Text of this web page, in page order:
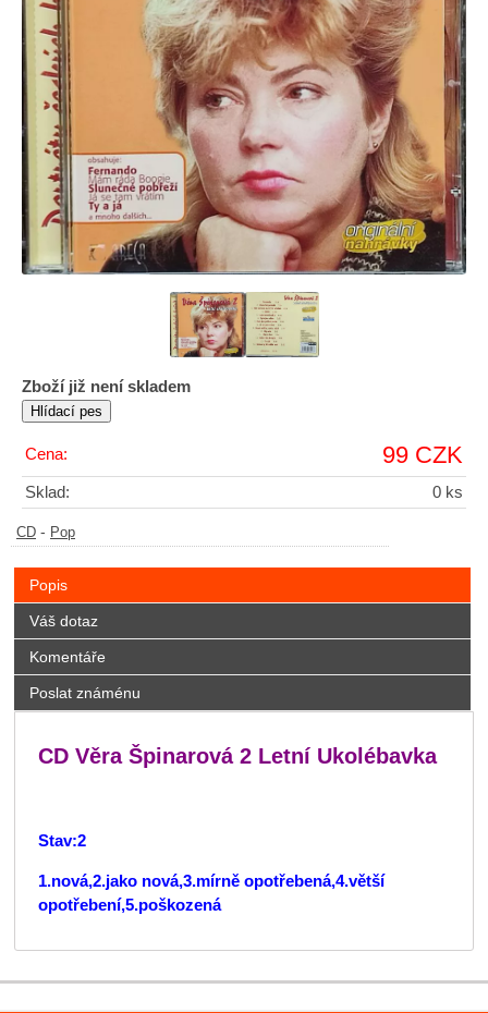
Zboží již není skladem
Cena: 99 CZK
Sklad: 0 ks
CD - Pop
Popis
Váš dotaz
Komentáře
Poslat známénu
CD Věra Špinarová 2 Letní Ukolébavka
Stav:2
1.nová,2.jako nová,3.mírně opotřebená,4.větší
opotřebení,5.poškozená